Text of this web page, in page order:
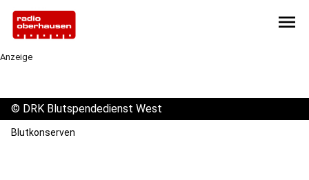
menu
Anzeige
© DRK Blutspendedienst West
Blutkonserven